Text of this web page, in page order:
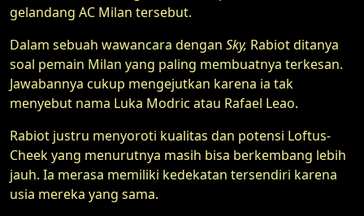
gelandang AC Milan tersebut.
Dalam sebuah wawancara dengan Sky, Rabiot ditanya
soal pemain Milan yang paling membuatnya terkesan.
Jawabannya cukup mengejutkan karena ia tak
menyebut nama Luka Modric atau Rafael Leao.
Rabiot justru menyoroti kualitas dan potensi Loftus-
Cheek yang menurutnya masih bisa berkembang lebih
jauh. Ia merasa memiliki kedekatan tersendiri karena
usia mereka yang sama.